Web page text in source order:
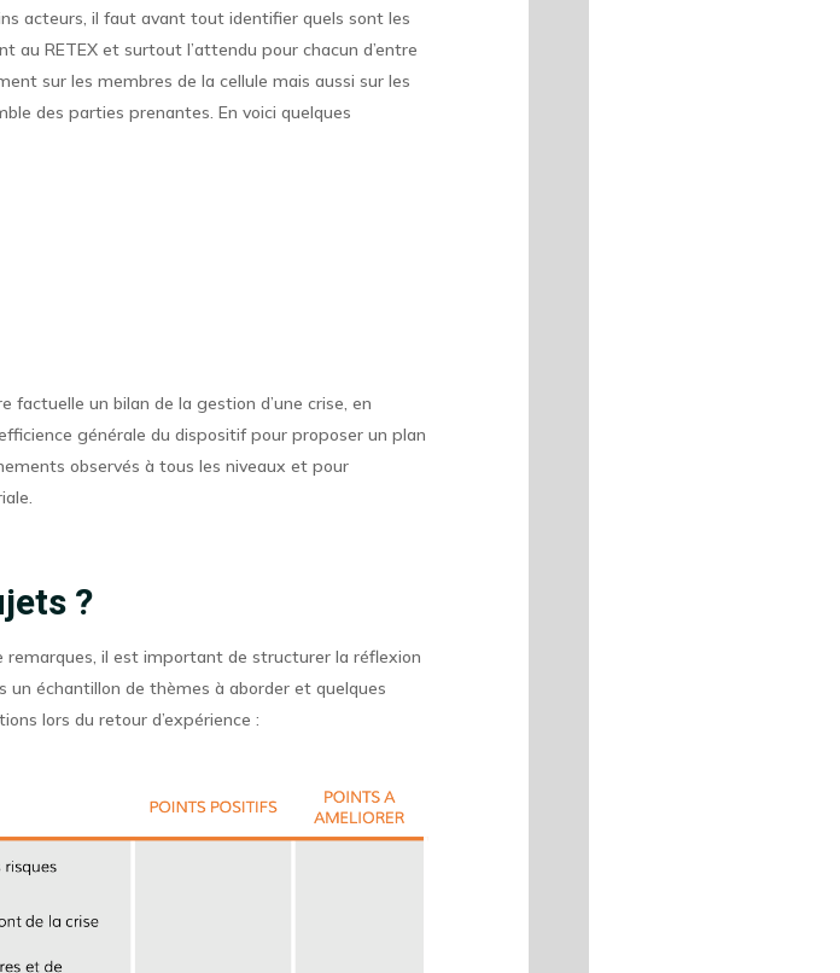
acteurs, il faut avant tout identifier quels sont les
RETEX et surtout l’attendu pour chacun d’entre
sur les membres de la cellule mais aussi sur les
des parties prenantes. En voici quelques
factuelle un bilan de la gestion d’une crise, en
générale du dispositif pour proposer un plan
observés à tous les niveaux et pour
?
remarques, il est important de structurer la réflexion
un échantillon de thèmes à aborder et quelques
lors du retour d’expérience :